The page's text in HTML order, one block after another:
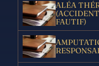
ALÉA
FAUTIF)